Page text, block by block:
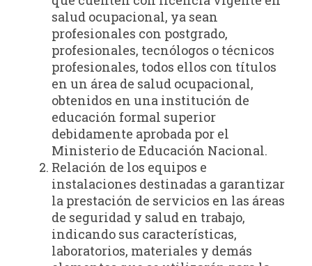
salud ocupacional, ya sean
profesionales con postgrado,
profesionales, tecnólogos o técnicos
profesionales, todos ellos con títulos
en un área de salud ocupacional,
obtenidos en una institución de
educación formal superior
debidamente aprobada por el
Ministerio de Educación Nacional.
Relación de los equipos e
instalaciones destinadas a garantizar
la prestación de servicios en las áreas
de seguridad y salud en trabajo,
indicando sus características,
laboratorios, materiales y demás